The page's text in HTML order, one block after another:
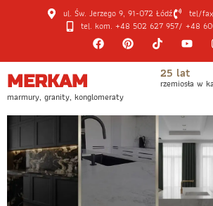
ul. Św. Jerzego 9, 91-072 Łódź
tel/
tel. kom. +48 502 627 957/ +48
MERKAM
marmury, granity, konglomeraty
25 lat
rzemiosła w